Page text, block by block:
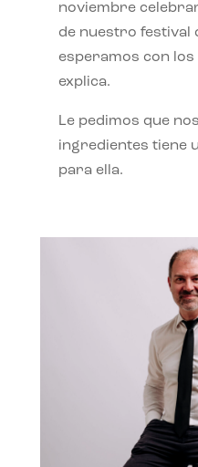
noviembre
de nuestro festival
esperamos con
explica.
Le pedimos que
ingredientes tiene
para ella.